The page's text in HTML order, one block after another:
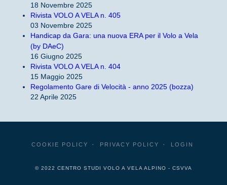
18 Novembre 2025
Rivista VOLO A VELA n. 405
03 Novembre 2025
Handicap da Gara: una nuova ERA per il Volo a Vela
(by DAeC)
16 Giugno 2025
Rivista VOLO A VELA n. 404
15 Maggio 2025
Regolamento Gare di Velocità - anno 2025 (bozza)
22 Aprile 2025
COOKIE POLICY PRIVACY POLICY LOGIN
© 2022 CENTRO STUDI VOLO A VELA ALPINO - CSVVA